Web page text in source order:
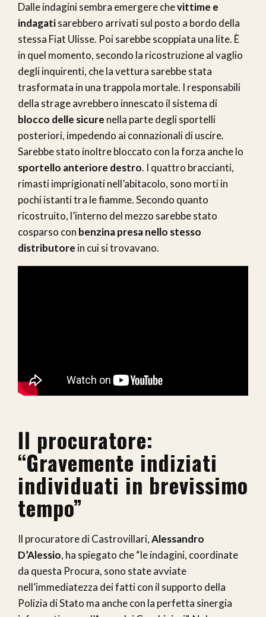
Dalle indagini sembra emergere chevittime e
indagatisarebbero arrivati sul posto a bordo della
stessa Fiat Ulisse. Poi sarebbe scoppiata una lite. È
in quel momento, secondo la ricostruzione al vaglio
degli inquirenti, che la vettura sarebbe stata
trasformata in una trappola mortale. I responsabili
della strage avrebbero innescato il sistema di
blocco delle sicure nella parte degli sportelli
posteriori, impedendo ai connazionali di uscire.
Sarebbe stato inoltre bloccato con la forza anche lo
sportello anteriore destro. I quattro braccianti,
rimasti imprigionati nell’abitacolo, sono morti in
pochi istanti tra le fiamme. Secondo quanto
ricostruito, l’interno del mezzo sarebbe stato
cosparso con benzina presa nello stesso
distributore in cui si trovavano.
Il procuratore:
“Gravemente indiziati
individuati in brevissimo
tempo”
Il procuratore di Castrovillari,Alessandro
D’Alessio, ha spiegato che “le indagini, coordinate
da questa Procura, sono state avviate
nell’immediatezza dei fatti con il supporto della
Polizia di Stato ma anche con la perfetta sinergia